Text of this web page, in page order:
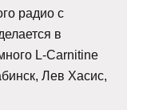
радио с
в
L-Carnitine
Лев Хасис,